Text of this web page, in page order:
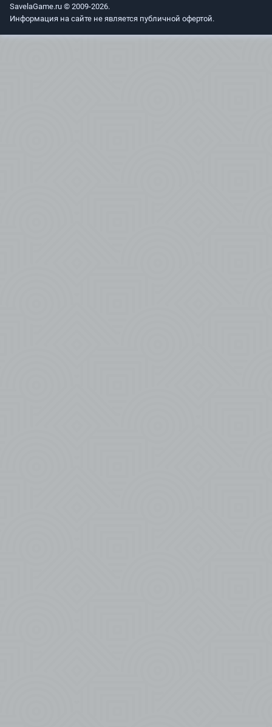
SavelaGame.ru © 2009-2026.
Информация на сайте не является публичной офертой.